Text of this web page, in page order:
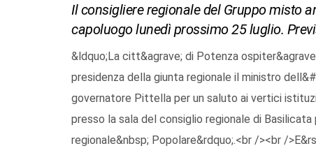
Il consigliere regionale del Gruppo misto
capoluogo lunedì prossimo 25 luglio.
&ldquo;La citt&agrave; di Potenza
presidenza della giunta regionale il ministro
governatore Pittella per un saluto ai vertici
presso la sala del consiglio regionale di
regionale&nbsp; Popolare&rdquo;.<br /><br /